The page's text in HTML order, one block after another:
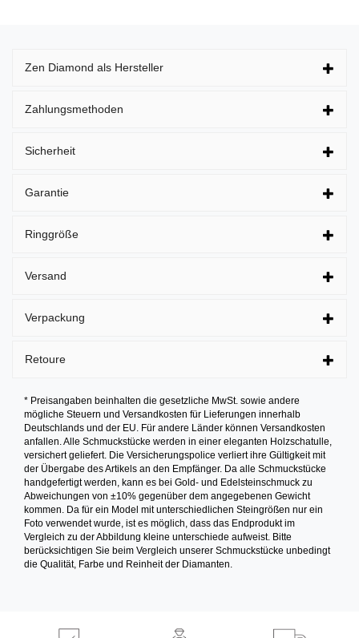
Zen Diamond als Hersteller
Zahlungsmethoden
Sicherheit
Garantie
Ringgröße
Versand
Verpackung
Retoure
* Preisangaben beinhalten die gesetzliche MwSt. sowie andere
mögliche Steuern und Versandkosten für Lieferungen innerhalb
Deutschlands und der EU. Für andere Länder können Versandkosten
anfallen. Alle Schmuckstücke werden in einer eleganten Holzschatulle,
versichert geliefert. Die Versicherungspolice verliert ihre Gültigkeit mit
der Übergabe des Artikels an den Empfänger. Da alle Schmuckstücke
handgefertigt werden, kann es bei Gold- und Edelsteinschmuck zu
Abweichungen von ±10% gegenüber dem angegebenen Gewicht
kommen. Da für ein Model mit unterschiedlichen Steingrößen nur ein
Foto verwendet wurde, ist es möglich, dass das Endprodukt im
Vergleich zu der Abbildung kleine unterschiede aufweist. Bitte
berücksichtigen Sie beim Vergleich unserer Schmuckstücke unbedingt
die Qualität, Farbe und Reinheit der Diamanten.